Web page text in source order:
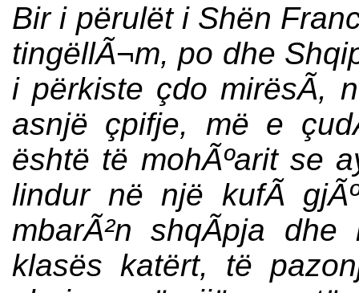
Bir i përulët i Shën
tingëllÃ¬m, po dhe
i përkiste çdo mirësÃ­,
asnjë çpifje, më e
është të mohÃºarit se
lindur në një kufÃ­
mbarÃ²n shqÃ­pja
klasës katërt, të